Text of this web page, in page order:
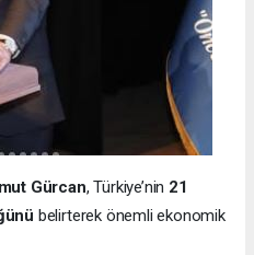
Gürcan, Türkiye’nin 21
belirterek önemli ekonomik